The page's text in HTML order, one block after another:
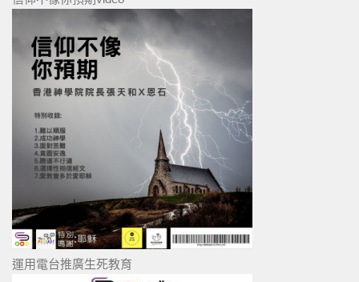
運用電台推廣生死教育